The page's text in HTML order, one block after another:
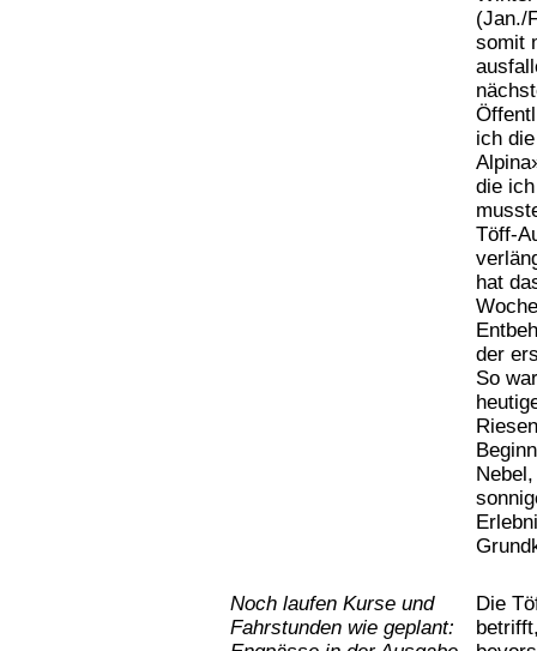
(Jan./
somit
ich
die
Töff-
hat
der
So
Noch laufen Kurse und
Fahrstunden wie geplant:
Die